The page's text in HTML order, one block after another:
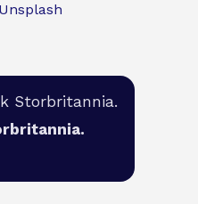
Unsplash
Storbritannia.